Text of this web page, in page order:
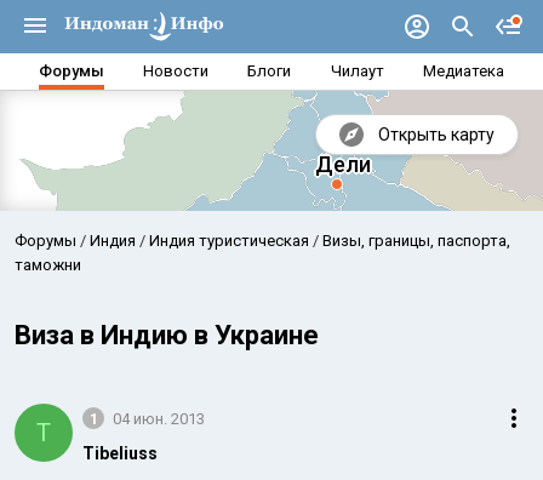
Форумы Новости Блоги Чилаут Медиатека
Открыть карту
Форумы Индия Индия туристическая
Визы, границы, паспорта,
таможни
Виза в Индию в Украине
T 1 04 июн. 2013
Tibeliuss